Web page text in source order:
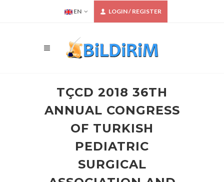
EN LOGIN / REGISTER
TÇCD 2018 36TH
ANNUAL CONGRESS
OF TURKISH
PEDIATRIC
SURGICAL